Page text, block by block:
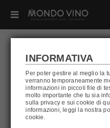
INFORMATIVA
Per poter gestire al meglio la
verranno temporaneamente
informazioni in piccoli file di
molto importante che tu sia
sulla privacy e sui cookie di
informazioni, leggi la nostra
cookie.